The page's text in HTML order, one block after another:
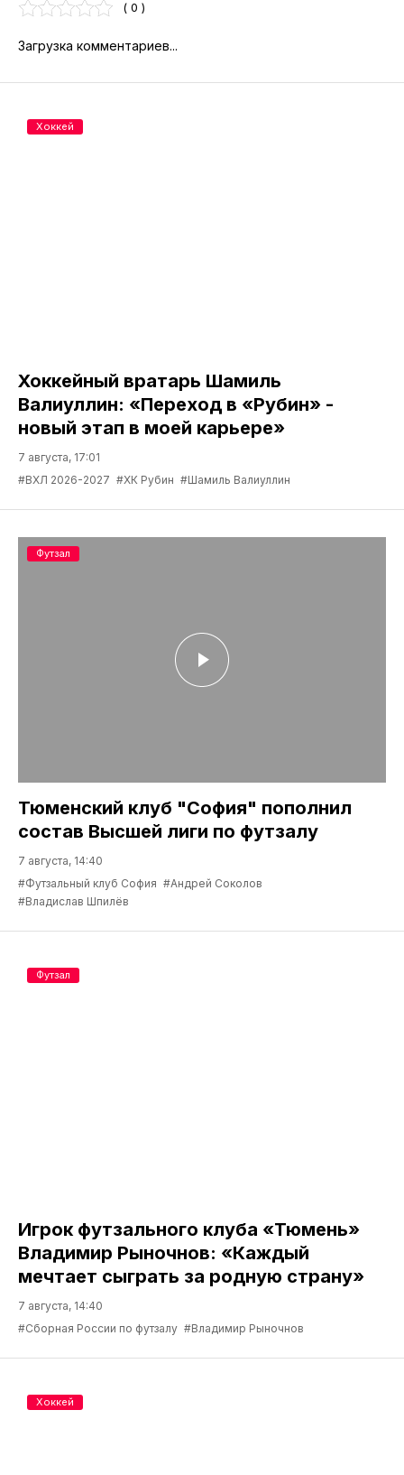
( 0 )
Загрузка комментариев...
Хоккейный вратарь Шамиль
Валиуллин: «Переход в «Рубин» -
новый этап в моей карьере»
7 августа, 17:01
#ВХЛ 2026-2027 #ХК Рубин #Шамиль Валиуллин
Хоккей
Тюменский клуб "София" пополнил
состав Высшей лиги по футзалу
7 августа, 14:40
#Футзальный клуб София #Андрей Соколов
#Владислав Шпилёв
Футзал
Игрок футзального клуба «Тюмень»
Владимир Рыночнов: «Каждый
мечтает сыграть за родную страну»
7 августа, 14:40
#Сборная России по футзалу #Владимир Рыночнов
Футзал
Хоккей